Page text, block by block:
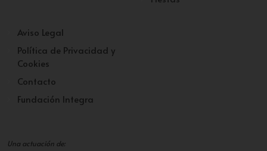
Aviso Legal
Política de Privacidad y
Cookies
Contacto
Fundación Integra
Una actuación de: